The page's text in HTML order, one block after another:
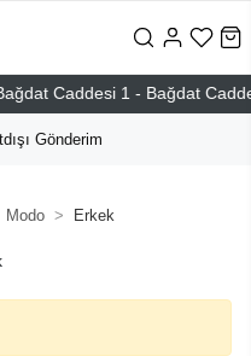
Caddesi 1 - Bağdat
Gönderim
Modo Erkek